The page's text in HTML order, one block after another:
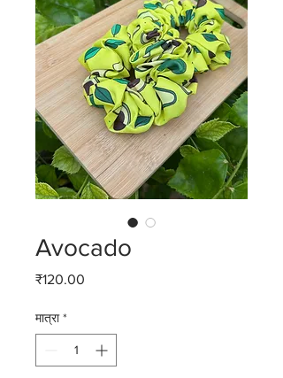
Avocado
₹120.00
मात्रा *